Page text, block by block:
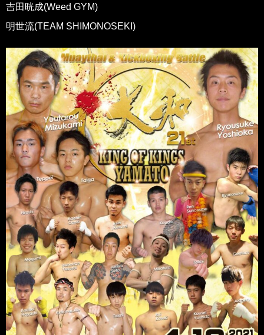
吉田晄成(Weed GYM)
明世流(TEAM SHIMONOSEKI)